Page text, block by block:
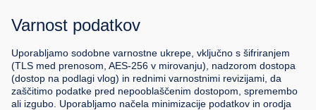
Varnost podatkov
Uporabljamo sodobne varnostne ukrepe, vključno s šifriranjem
(TLS med prenosom, AES-256 v mirovanju), nadzorom dostopa
(dostop na podlagi vlog) in rednimi varnostnimi revizijami, da
zaščitimo podatke pred nepooblaščenim dostopom, spremembo
ali izgubo. Uporabljamo načela minimizacije podatkov in orodja